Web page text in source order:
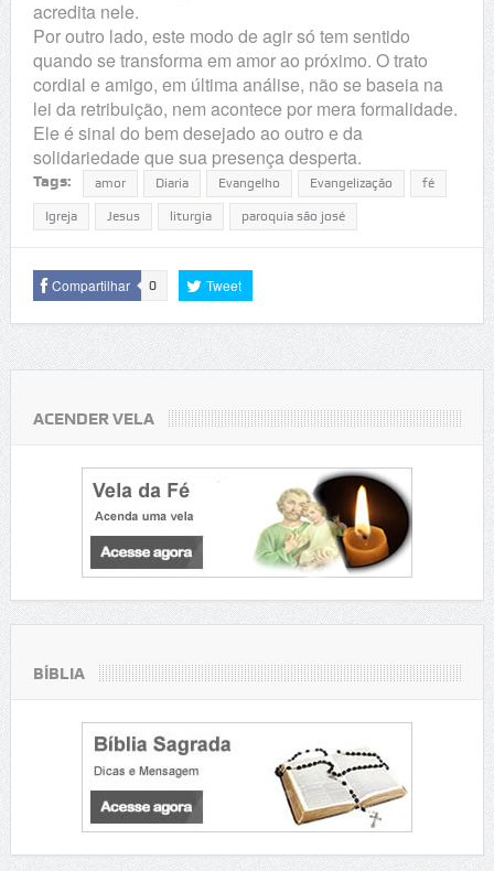
acredita nele.
Por outro lado, este modo de agir só tem sentido
quando se transforma em amor ao próximo. O trato
cordial e amigo, em última análise, não se baseia na
lei da retribuição, nem acontece por mera formalidade.
Ele é sinal do bem desejado ao outro e da
solidariedade que sua presença desperta.
Tags: amor Diaria Evangelho Evangelização fé
Igreja Jesus liturgia paroquia são josé
Compartilhar 0 Tweet
ACENDER VELA
BÍBLIA